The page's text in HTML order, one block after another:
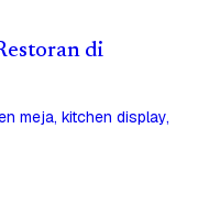
di
meja, kitchen display,